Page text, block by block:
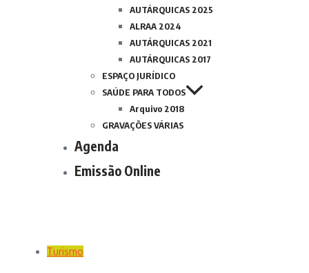
AUTÁRQUICAS 2025
ALRAA 2024
AUTÁRQUICAS 2021
AUTÁRQUICAS 2017
ESPAÇO JURÍDICO
SAÚDE PARA TODOS
Arquivo 2018
GRAVAÇÕES VÁRIAS
Agenda
Emissão Online
Turismo